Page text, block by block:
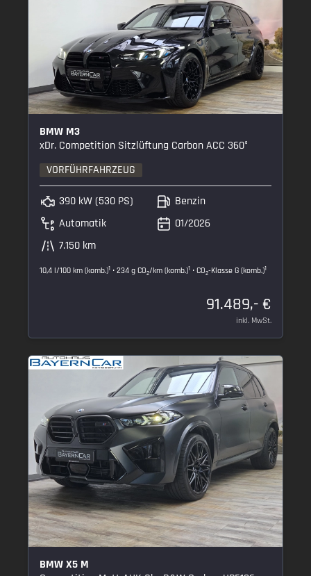
BMW M3
xDr. Competition Sitzlüftung Carbon ACC 360°
VORFÜHRFAHRZEUG
390 kW (530 PS)
Automatik
7.150 km
Benzin
01/2026
10,4 l/100 km (komb.)1 • 234 g CO2/km (komb.)1 • CO2-Klasse G (komb.)1
91.489,- €
inkl. MwSt.
BMW X5 M